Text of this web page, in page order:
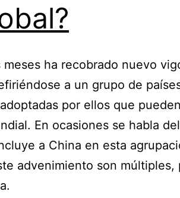
ha recobrado nuevo
a un grupo de
por ellos que pueden
En ocasiones se habla del
a China en esta
advenimiento son múltiples,